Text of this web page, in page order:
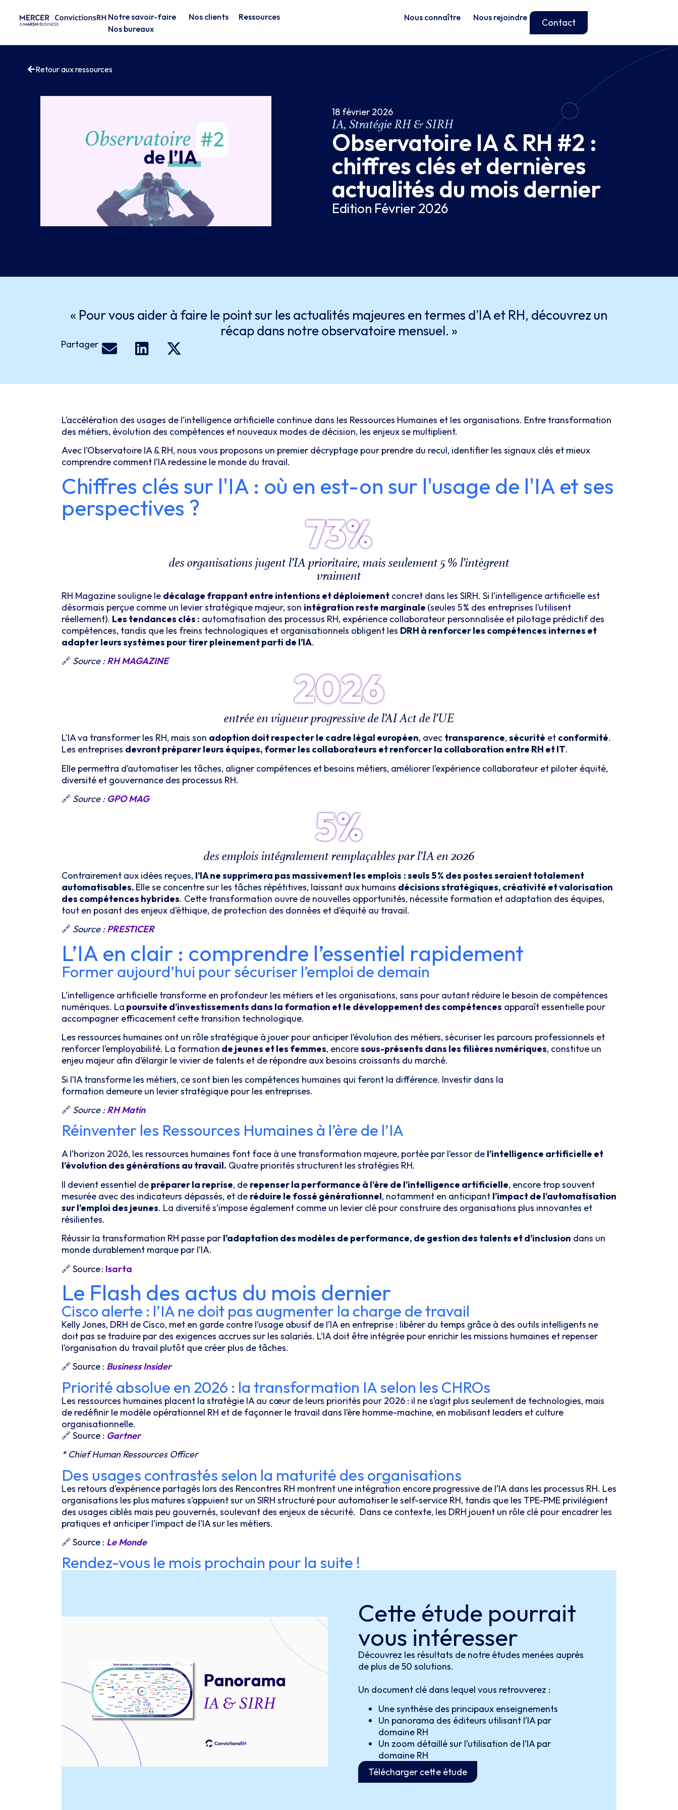
Notre savoir-faire Nos clients
Ressources
Nos bureaux
Nous connaître Nous rejoindre Contact
18 février 2026
IA, Stratégie RH & SIRH
Observatoire IA & RH #2 :
chiffres clés et dernières
actualités du mois dernier
Edition Février 2026
Retour aux ressources
« Pour vous aider à faire le point sur les actualités majeures en termes d’IA et RH, découvrez un
récap dans notre observatoire mensuel. »
Partager
L’accélération des usages de l’intelligence artificielle continue dans les Ressources Humaines et les organisations. Entre transformation
des métiers, évolution des compétences et nouveaux modes de décision, les enjeux se multiplient.
Avec l’Observatoire IA & RH, nous vous proposons un premier décryptage pour prendre du recul, identifier les signaux clés et mieux
comprendre comment l’IA redessine le monde du travail.
Chiffres clés sur l'IA : où en est-on sur l'usage de l'IA et ses
perspectives ?
73%
des organisations jugentl’IA prioritaire, mais seulement 5 % l’intègrent
vraiment
RH Magazine souligne le décalage frappant entre intentions et déploiement concret dans les SIRH. Si l’intelligence artificielle est
désormais perçue comme un levier stratégique majeur, son intégration reste marginale (seules 5% des entreprises l’utilisent
réellement). Les tendances clés : automatisation des processus RH, expérience collaborateur personnalisée et pilotage prédictif des
compétences, tandis que les freins technologiques et organisationnels obligent les DRH à renforcer les compétences internes et
adapter leurs systèmes pour tirer pleinement parti de l’IA.
🔗 Source :RH MAGAZINE
2026
entrée en vigueur progressive de l’AIActde l’UE
L’IA va transformer les RH, mais son adoption doit respecter le cadre légal européen, avec transparence, sécurité et conformité.
Les entreprises devront préparer leurs équipes, former les collaborateurs et renforcer la collaboration entre RH et IT.
Elle permettra d’automatiser les tâches, aligner compétences et besoins métiers, améliorer l’expérience collaborateur et piloter équité,
diversité et gouvernance des processus RH.
🔗 Source : GPO MAG
5%
des emplois intégralement remplaçables par l’IA en 2026
Contrairement aux idées reçues, l’IA ne supprimera pas massivement les emplois : seuls 5% des postes seraient totalement
automatisables. Elle se concentre sur les tâches répétitives, laissant aux humains décisions stratégiques, créativité et valorisation
des compétences hybrides. Cette transformation ouvre de nouvelles opportunités, nécessite formation et adaptation des équipes,
tout en posant des enjeux d’éthique, de protection des données et d’équité au travail.
🔗 Source :PRESTICER
L’IA en clair : comprendre l’essentiel rapidement
Former aujourd’hui pour sécuriser l’emploi de demain
L’intelligence artificielle transforme en profondeur les métiers et les organisations, sans pour autant réduire le besoin de compétences
numériques. La poursuite d’investissements dans la formation et le développement des compétences apparaît essentielle pour
accompagner efficacement cette transition technologique.
Les ressources humaines ont un rôle stratégique à jouer pour anticiper l’évolution des métiers, sécuriser les parcours professionnels et
renforcer l’employabilité. La formation de jeunes et les femmes, encoresous-présents dans les filières numériques, constitue un
enjeu majeur afin d’élargir le vivier de talents et de répondre aux besoins croissants du marché.
Si l’IA transforme les métiers, ce sont bien les compétences humaines qui feront la différence. Investir dans la
formation demeure un levier stratégique pour les entreprises.
🔗 Source :RH Matin
Réinventer les Ressources Humaines à l’ère de l’IA
A l’horizon 2026, les ressources humaines font face à une transformation majeure, portée par l’essor de l’intelligence artificielle et
l’évolution des générations au travail. Quatre priorités structurent les stratégies RH.
Il devient essentiel de préparer la reprise, de repenser la performance à l’ère de l’intelligence artificielle, encore trop souvent
mesurée avec des indicateurs dépassés, et de réduire le fossé générationnel, notamment en anticipant l’impact de l’automatisation
sur l’emploi des jeunes. La diversité s’impose également comme un levier clé pour construire des organisations plus innovantes et
résilientes.
Réussir la transformation RH passe par l’adaptation des modèles de performance, de gestion des talents et d’inclusion dans un
monde durablement marque par l’IA.
🔗 Source : Isarta
Le Flash des actus du mois dernier
Cisco alerte : l’IA ne doit pas augmenter la charge de travail
Kelly Jones, DRH de Cisco, met en garde contre l’usage abusif de l’IA en entreprise : libérer du temps grâce à des outils intelligents ne
doit pas se traduire par des exigences accrues sur les salariés. L’IA doit être intégrée pour enrichir les missions humaines et repenser
l’organisation du travail plutôt que créer plus de tâches.
🔗 Source : Business Insider
Priorité absolue en 2026 : la transformation IA selon les CHROs
Les ressources humaines placent la stratégie IA au cœur de leurs priorités pour 2026 : il ne s’agit plus seulement de technologies, mais
de redéfinir le modèle opérationnel RH et de façonner le travail dans l’ère homme-machine, en mobilisant leaders et culture
organisationnelle.
🔗 Source : Gartner
* Chief Human Ressources Officer
Des usages contrastés selon la maturité des organisations
Les retours d’expérience partagés lors des Rencontres RH montrent une intégration encore progressive de l’IA dans les processus RH. Les
organisations les plus matures s’appuient sur un SIRH structuré pour automatiser le self-service RH, tandis que les TPE-PME privilégient
des usages ciblés mais peu gouvernés, soulevant des enjeux de sécurité. Dans ce contexte, les DRH jouent un rôle clé pour encadrer les
pratiques et anticiper l’impact de l’IA sur les métiers.
🔗 Source : Le Monde
Rendez-vous le mois prochain pour la suite !
Cette étude pourrait
vous intéresser
Découvrez les résultats de notre études menées auprès
de plus de 50 solutions.
Un document clé dans lequel vous retrouverez :
Une synthèse des principaux enseignements
Un panorama des éditeurs utilisant l’IA par
domaine RH
Un zoom détaillé sur l’utilisation de l’IA par
domaine RH
Télécharger cette étude